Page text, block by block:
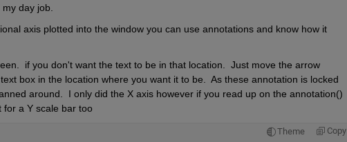
day job.
axis plotted into the window you can use annotations and know how it
if you don't want the text to be in that location.  Just move the arrow
box in the location where you want it to be.  As these annotation is locked
around.  I only did the X axis however if you read up on the annotation()
for a Y scale bar too
Theme Copy